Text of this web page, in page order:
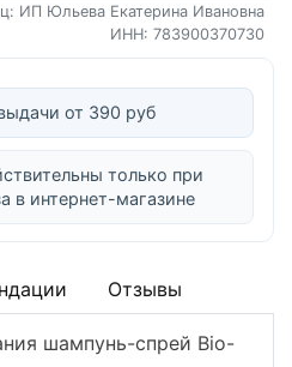
ИП Юльева Екатерина Ивановна
ИНН: 783900370730
от 390 руб
только при
в интернет-магазине
Отзывы
шампунь-спрей Bio-